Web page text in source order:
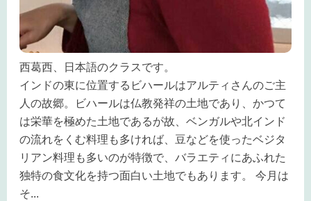
西葛西、日本語のクラスです。
インドの東に位置するビハールはアルティさんのご主
人の故郷。ビハールは仏教発祥の土地であり、かつて
は栄華を極めた土地であるが故、ベンガルや北インド
の流れをくむ料理も多ければ、豆などを使ったベジタ
リアン料理も多いのが特徴で、バラエティにあふれた
独特の食文化を持つ面白い土地でもあります。 今月は
そ...